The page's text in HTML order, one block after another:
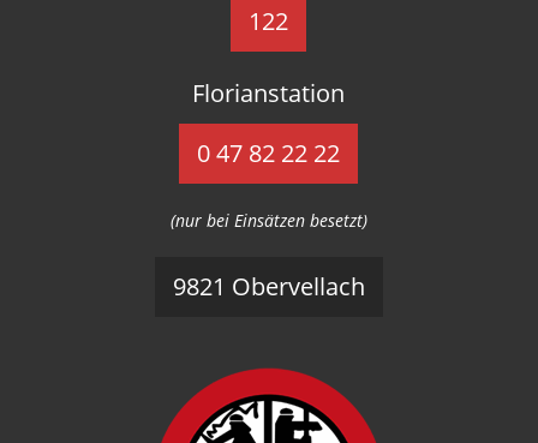
122
Florianstation
0 47 82 22 22
(nur bei Einsätzen besetzt)
9821 Obervellach